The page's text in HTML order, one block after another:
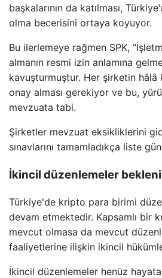
başkalarının da katılması,
olma becerisini ortaya koyuyor.
Bu ilerlemeye rağmen SPK,
almanın resmi izin anlamına
kavuşturmuştur. Her şirketin hâlâ
onay alması gerekiyor ve bu,
mevzuata tabi.
Şirketler mevzuat eksikliklerini
sınavlarını tamamladıkça liste
İkincil düzenlemeler
Türkiye'de kripto para birimi
devam etmektedir. Kapsamlı bir
mevcut olmasa da mevcut
faaliyetlerine ilişkin ikincil
İkincil düzenlemeler henüz